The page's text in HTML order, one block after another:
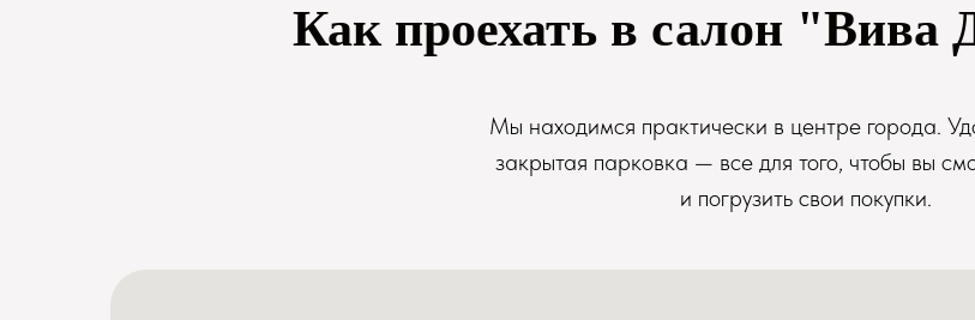
Как проехать в салон "Вива
Мы находимся практически в центре города.
закрытая парковка — все для того, чтобы вы
и погрузить свои покупки.